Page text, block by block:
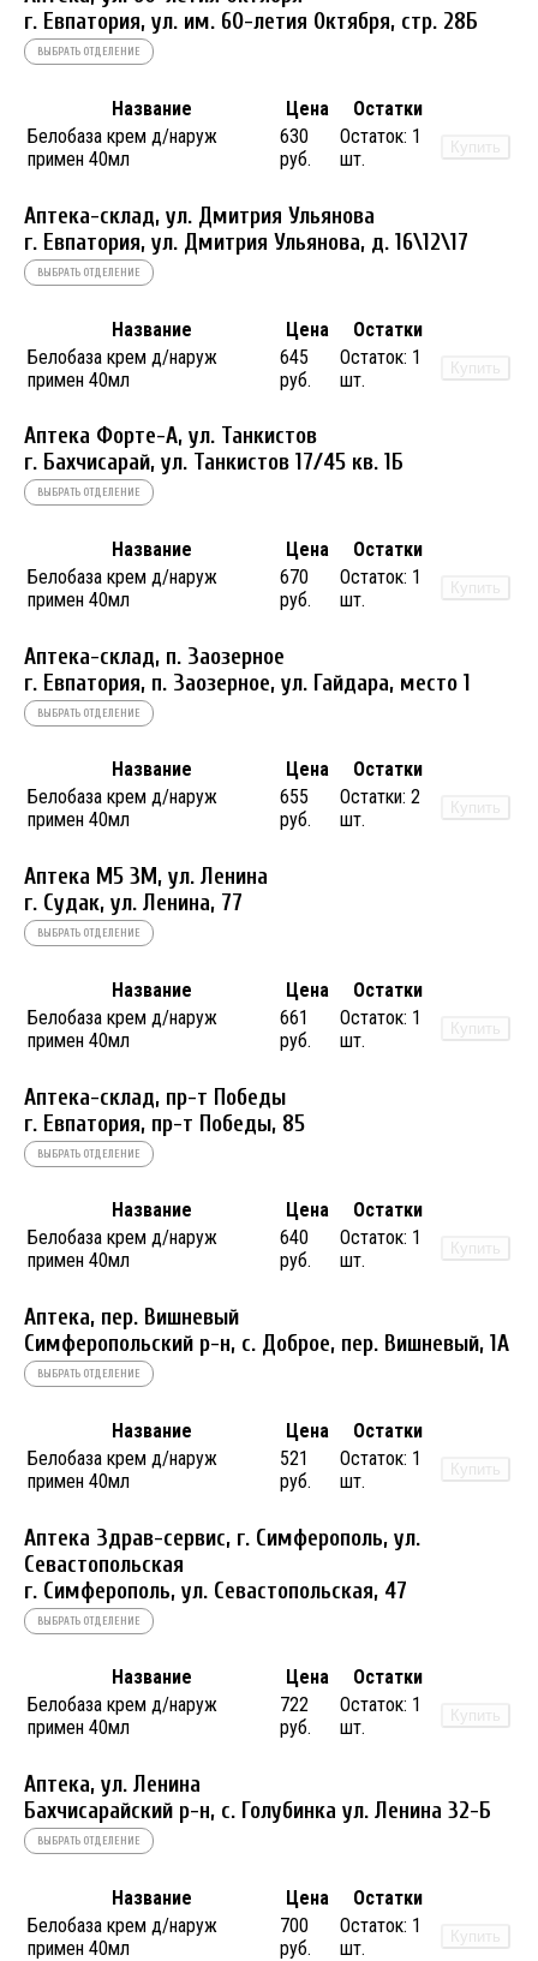
г. Евпатория, ул. им. 60-летия Октября, стр. 28Б
ВЫБРАТЬ ОТДЕЛЕНИЕ
Название Цена
Остатки
Белобаза крем д/наруж
примен 40мл
630
руб.
Остаток: 1
шт.
Купить
Аптека-склад, ул. Дмитрия Ульянова
г. Евпатория, ул. Дмитрия Ульянова, д. 16\12\17
ВЫБРАТЬ ОТДЕЛЕНИЕ
Название Цена
Остатки
Белобаза крем д/наруж
примен 40мл
645
руб.
Остаток: 1
шт.
Купить
Аптека Форте-А, ул. Танкистов
г. Бахчисарай, ул. Танкистов 17/45 кв. 1Б
ВЫБРАТЬ ОТДЕЛЕНИЕ
Название Цена
Остатки
Белобаза крем д/наруж
примен 40мл
670
руб.
Остаток: 1
шт.
Купить
Аптека-склад, п. Заозерное
г. Евпатория, п. Заозерное, ул. Гайдара, место 1
ВЫБРАТЬ ОТДЕЛЕНИЕ
Название Цена
Остатки
Белобаза крем д/наруж
примен 40мл
655
руб.
Остатки: 2
шт.
Купить
Аптека М5 3М, ул. Ленина
г. Судак, ул. Ленина, 77
ВЫБРАТЬ ОТДЕЛЕНИЕ
Название Цена
Остатки
Белобаза крем д/наруж
примен 40мл
661
руб.
Остаток: 1
шт.
Купить
Аптека-склад, пр-т Победы
г. Евпатория, пр-т Победы, 85
ВЫБРАТЬ ОТДЕЛЕНИЕ
Название Цена
Остатки
Белобаза крем д/наруж
примен 40мл
640
руб.
Остаток: 1
шт.
Купить
Аптека, пер. Вишневый
Симферопольский р-н, с. Доброе, пер. Вишневый, 1А
ВЫБРАТЬ ОТДЕЛЕНИЕ
Название Цена
Остатки
Белобаза крем д/наруж
примен 40мл
521
руб.
Остаток: 1
шт.
Купить
Аптека Здрав-сервис, г. Симферополь, ул.
Севастопольская
г. Симферополь, ул. Севастопольская, 47
ВЫБРАТЬ ОТДЕЛЕНИЕ
Название Цена
Остатки
Белобаза крем д/наруж
примен 40мл
722
руб.
Остаток: 1
шт.
Купить
Аптека, ул. Ленина
Бахчисарайский р-н, с. Голубинка ул. Ленина 32-Б
ВЫБРАТЬ ОТДЕЛЕНИЕ
Название Цена
Остатки
Белобаза крем д/наруж
примен 40мл
700
руб.
Остаток: 1
шт.
Купить